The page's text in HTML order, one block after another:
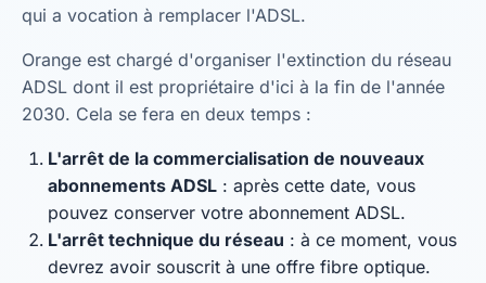
qui a vocation à remplacer l'ADSL.
Orange est chargé d'organiser l'extinction du réseau
ADSL dont il est propriétaire d'ici à la fin de l'année
2030. Cela se fera en deux temps :
L'arrêt de la commercialisation de nouveaux
abonnements ADSL : après cette date, vous
pouvez conserver votre abonnement ADSL.
L'arrêt technique du réseau : à ce moment, vous
devrez avoir souscrit à une offre fibre optique.